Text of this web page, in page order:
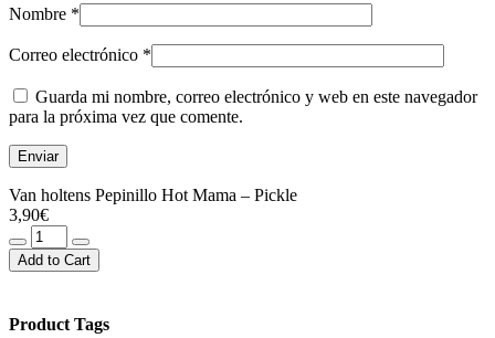
Nombre *
Correo electrónico *
Guarda mi nombre, correo electrónico y web en este navegador
para la próxima vez que comente.
Van holtens Pepinillo Hot Mama – Pickle
3,90€
holtens
Pepinillo
-
Add to Cart
Product Tags